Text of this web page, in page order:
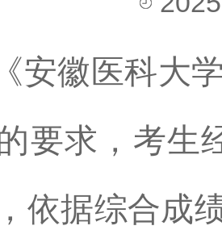
安徽医科大
要求，考生
， 依据综合成